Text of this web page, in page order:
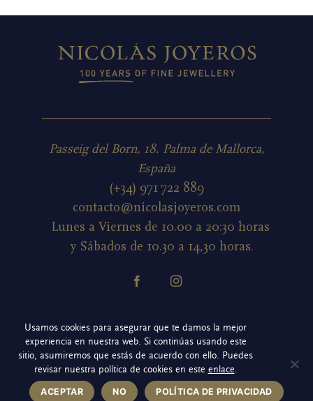
Passeig del Born, 18. Palma de Mallorca,
España
(+34) 971 722 889
contacto@nicolasjoyeros.com
Lunes a Viernes de 10.00 a 20:30 horas
y Sábados de 10.30 a 14,30 horas.
Política de cookies
Política de privacidad redes sociales
Aviso legal
Usamos cookies para asegurar que te damos la mejor
experiencia en nuestra web. Si continúas usando este
sitio, asumiremos que estás de acuerdo con ello. Puedes
revisar nuestra política de cookies en este enlace.
ACEPTAR NO POLÍTICA DE PRIVACIDAD